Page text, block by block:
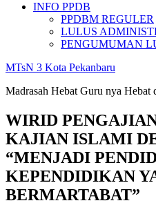
INFO PPDB
PPDBM REGULER
LULUS
PENGUMUMAN
MTsN 3 Kota Pekanbaru
Madrasah Hebat Guru nya Hebat
WIRID
KAJIAN ISLAMI
“MENJADI
KEPENDIDIKAN
BERMARTABAT”